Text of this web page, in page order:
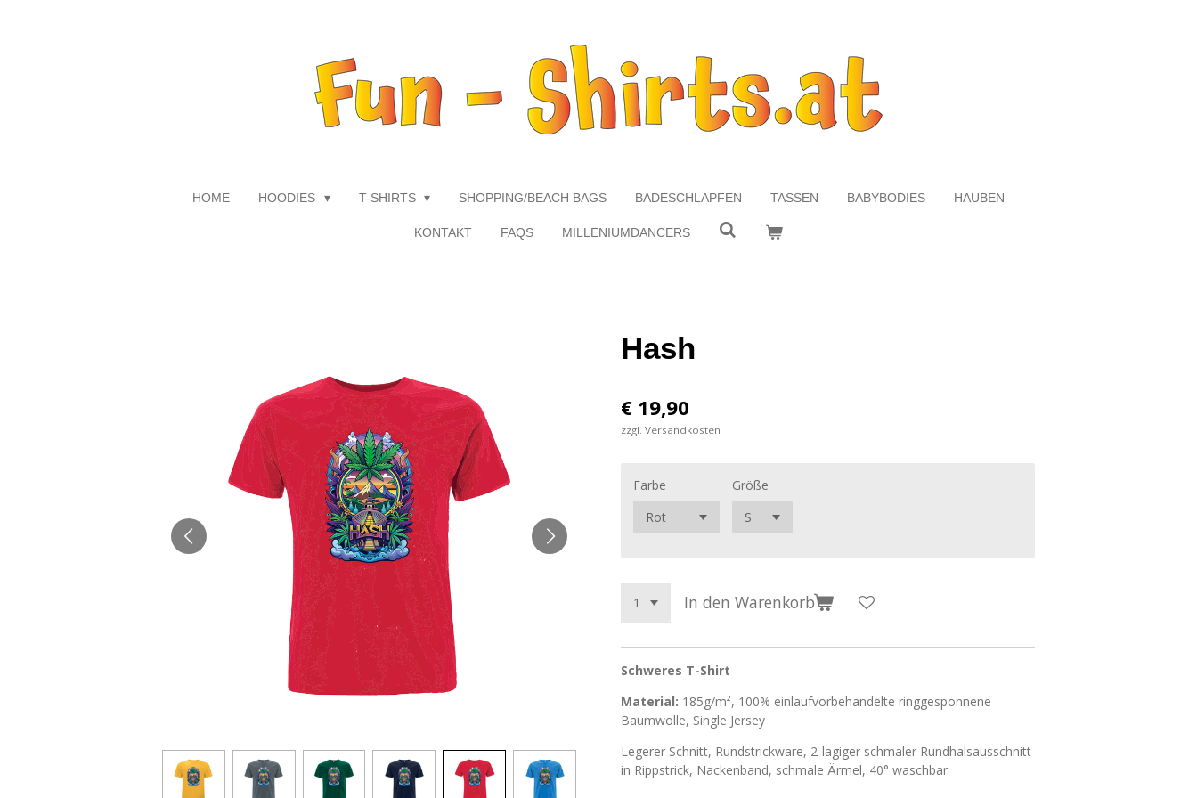
HOME HOODIES T-SHIRTS SHOPPING/BEACH BAGS BADESCHLAPFEN TASSEN BABYBODIES HAUBEN
KONTAKT FAQS MILLENIUMDANCERS
Hash
€ 19,90
zzgl. Versandkosten
Farbe Größe
In den Warenkorb
Schweres T-Shirt
Material: 185g/m², 100% einlaufvorbehandelte ringgesponnene
Baumwolle, Single Jersey
Legerer Schnitt, Rundstrickware, 2-lagiger schmaler Rundhalsausschnitt
in Rippstrick, Nackenband, schmale Ärmel, 40° waschbar